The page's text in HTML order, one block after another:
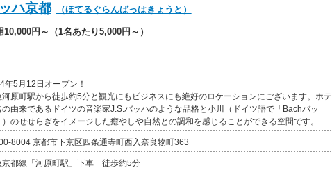
ハ京都 （ほてるぐらんばっはきょうと）
円～（1名あたり5,000円～）
年5月12日オープン！
河原町駅から徒歩約5分と観光にもビジネスにも絶好のロケーションにございます。ホテ
の由来であるドイツの音楽家J.S.バッハのような品格と小川（ドイツ語で「Bachバッ
）のせせらぎをイメージした癒やしや自然との調和を感じることができる空間です。
8004 京都市下京区四条通寺町西入奈良物町363
京都線「河原町駅」下車 徒歩約5分